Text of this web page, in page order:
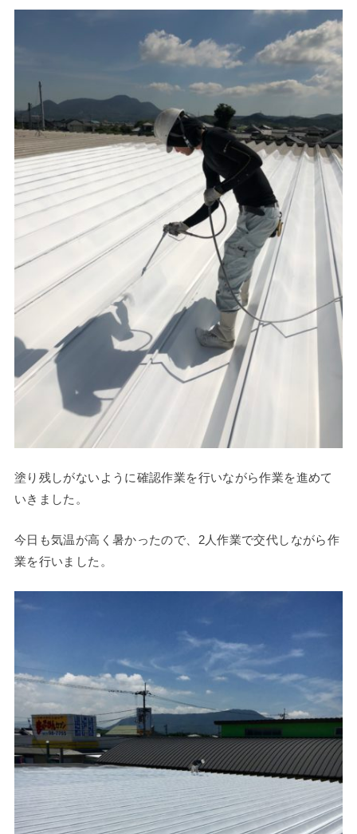
塗り残しがないように確認作業を行いながら作業を進めて
いきました。
今日も気温が高く暑かったので、2人作業で交代しながら作
業を行いました。